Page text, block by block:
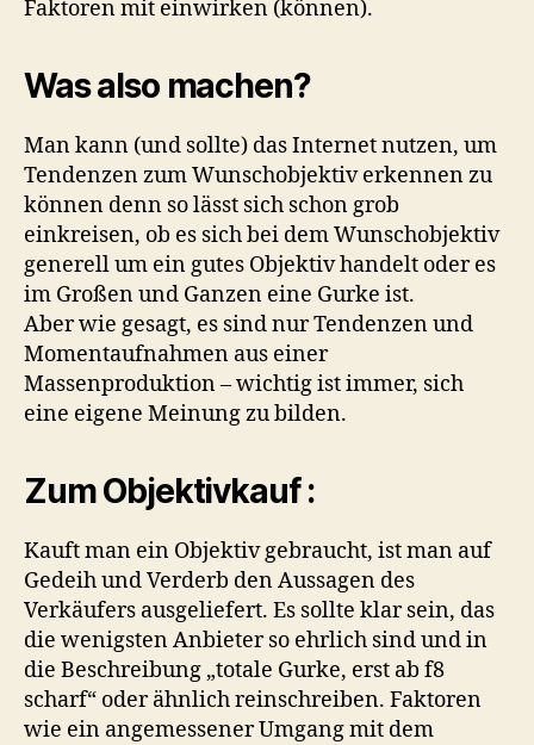
Faktoren mit einwirken (können).
Was also machen?
Man kann (und sollte) das Internet nutzen, um
Tendenzen zum Wunschobjektiv erkennen zu
können denn so lässt sich schon grob
einkreisen, ob es sich bei dem Wunschobjektiv
generell um ein gutes Objektiv handelt oder es
im Großen und Ganzen eine Gurke ist.
Aber wie gesagt, es sind nur Tendenzen und
Momentaufnahmen aus einer
Massenproduktion – wichtig ist immer, sich
eine eigene Meinung zu bilden.
Zum Objektivkauf :
Kauft man ein Objektiv gebraucht, ist man auf
Gedeih und Verderb den Aussagen des
Verkäufers ausgeliefert. Es sollte klar sein, das
die wenigsten Anbieter so ehrlich sind und in
die Beschreibung „totale Gurke, erst ab f8
scharf“ oder ähnlich reinschreiben. Faktoren
wie ein angemessener Umgang mit dem